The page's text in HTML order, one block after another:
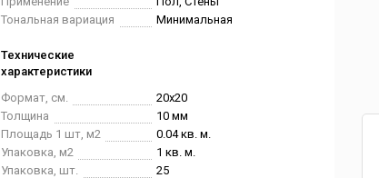
Тональная вариация
Минимальная
Технические
характеристики
Формат, см.
20x20
Толщина
10 мм
Площадь 1 шт, м2
0.04 кв. м.
Упаковка, м2
1 кв. м.
Упаковка, шт.
25